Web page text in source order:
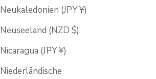
Neukaledonien (JPY ¥)
Neuseeland (NZD $)
Nicaragua (JPY ¥)
Niederländische